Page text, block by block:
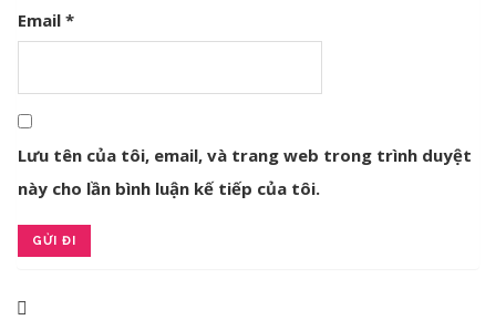
Email *
Lưu tên của tôi, email, và trang web trong trình duyệt
này cho lần bình luận kế tiếp của tôi.